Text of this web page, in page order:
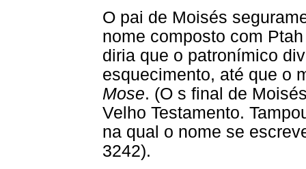
O pai de Moisés
nome composto com
diria que o patronímico
esquecimento, até que o
Mose. (O s final de
Velho Testamento.
na qual o nome se
3242).